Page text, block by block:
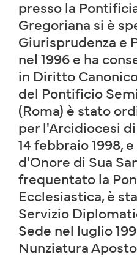
presso la
Gregoriana si è
Giurisprudenza e
nel 1996 e ha
in Diritto
del Pontificio
(Roma) è stato
per l'Arcidiocesi
14 febbraio 1998,
d'Onore di Sua
frequentato la
Ecclesiastica, è
Servizio
Sede nel luglio
Nunziatura